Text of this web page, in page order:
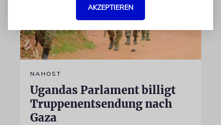
NAHOST
Ugandas Parlament billigt
Truppenentsendung nach
Gaza
AKZEPTIEREN